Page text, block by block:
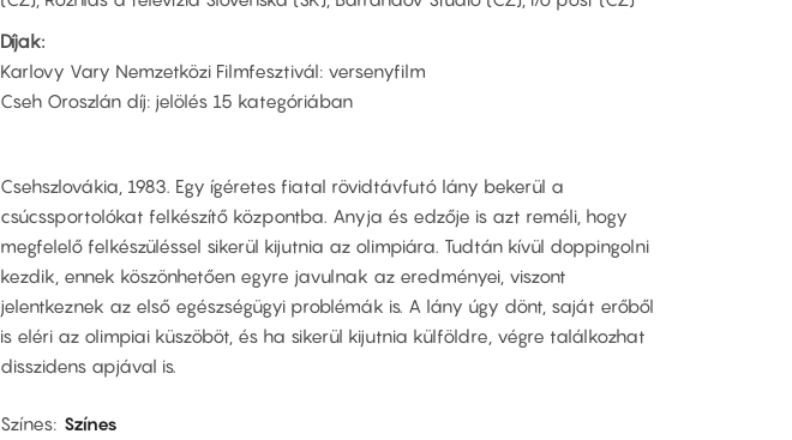
Díjak:
Karlovy Vary Nemzetközi Filmfesztivál: versenyfilm
Cseh Oroszlán díj: jelölés 15 kategóriában
Csehszlovákia, 1983. Egy ígéretes fiatal rövidtávfutó lány bekerül a
csúcssportolókat felkészítő központba. Anyja és edzője is azt reméli, hogy
megfelelő felkészüléssel sikerül kijutnia az olimpiára. Tudtán kívül doppingolni
kezdik, ennek köszönhetően egyre javulnak az eredményei, viszont
jelentkeznek az első egészségügyi problémák is. A lány úgy dönt, saját erőből
is eléri az olimpiai küszöböt, és ha sikerül kijutnia külföldre, végre találkozhat
disszidens apjával is.
Színes Színes